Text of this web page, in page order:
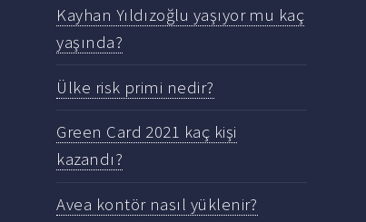
Kayhan Yıldızoğlu yaşıyor mu kaç
yaşında?
Ülke risk primi nedir?
Green Card 2021 kaç kişi
kazandı?
Avea kontör nasıl yüklenir?